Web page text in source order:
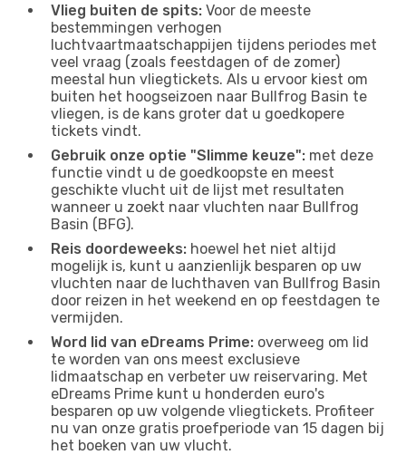
Vlieg buiten de spits: Voor de meeste
bestemmingen verhogen
luchtvaartmaatschappijen tijdens periodes met
veel vraag (zoals feestdagen of de zomer)
meestal hun vliegtickets. Als u ervoor kiest om
buiten het hoogseizoen naar Bullfrog Basin te
vliegen, is de kans groter dat u goedkopere
tickets vindt.
Gebruik onze optie "Slimme keuze": met deze
functie vindt u de goedkoopste en meest
geschikte vlucht uit de lijst met resultaten
wanneer u zoekt naar vluchten naar Bullfrog
Basin (BFG).
Reis doordeweeks: hoewel het niet altijd
mogelijk is, kunt u aanzienlijk besparen op uw
vluchten naar de luchthaven van Bullfrog Basin
door reizen in het weekend en op feestdagen te
vermijden.
Word lid van eDreams Prime: overweeg om lid
te worden van ons meest exclusieve
lidmaatschap en verbeter uw reiservaring. Met
eDreams Prime kunt u honderden euro's
besparen op uw volgende vliegtickets. Profiteer
nu van onze gratis proefperiode van 15 dagen bij
het boeken van uw vlucht.